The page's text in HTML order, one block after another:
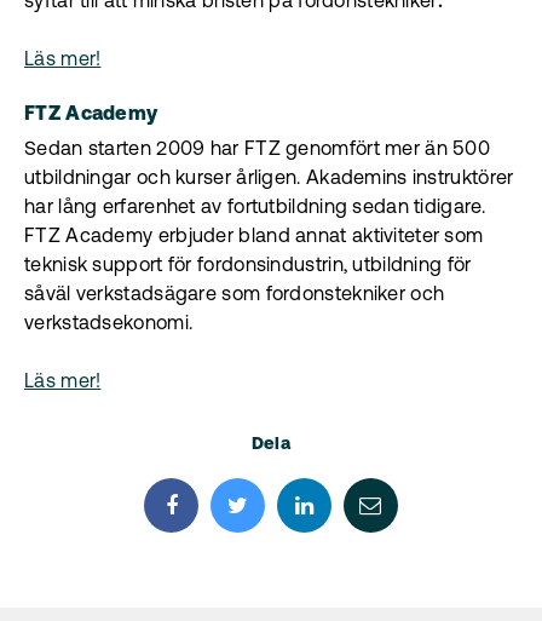
Läs mer!
FTZ Academy
Sedan starten 2009 har FTZ genomfört mer än 500
utbildningar och kurser årligen. Akademins instruktörer
har lång erfarenhet av fortutbildning sedan tidigare.
FTZ Academy erbjuder bland annat aktiviteter som
teknisk support för fordonsindustrin, utbildning för
såväl verkstadsägare som fordonstekniker och
verkstadsekonomi.
Läs mer!
Dela